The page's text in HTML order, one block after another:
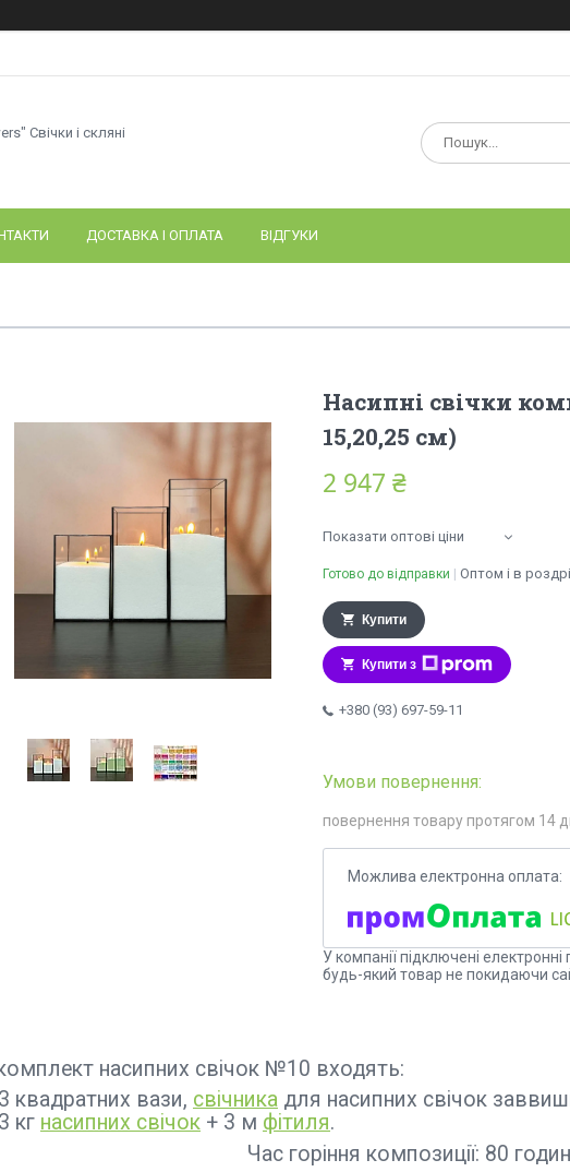
Свічки і скляні
ДОСТАВКА І ОПЛАТА ВІДГУКИ
Насипні свічки
15,20,25 см)
2 947 ₴
Показати оптові ціни
Готово до відправки Оптом і в
Купити
Купити з
+380 (93) 697-59-11
повернення товару протягом 14
У компанії підключені
будь-який товар не покидаючи
насипних свічок №10 входять:
квадратних вази, свічника для насипних свічок
кг насипних свічок + 3 м фітиля.
Час горіння композиції: 80